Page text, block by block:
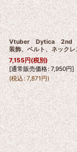
Vtuber Dytica 2nd
装飾、ベルト、ネック
7,155円(税別)
[通常販売価格: 7,950円]
(税込: 7,871円)